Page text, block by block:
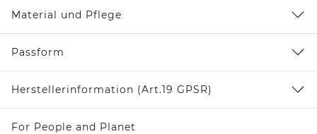
Material und Pflege
Passform
Herstellerinformation (Art.19 GPSR)
For People and Planet